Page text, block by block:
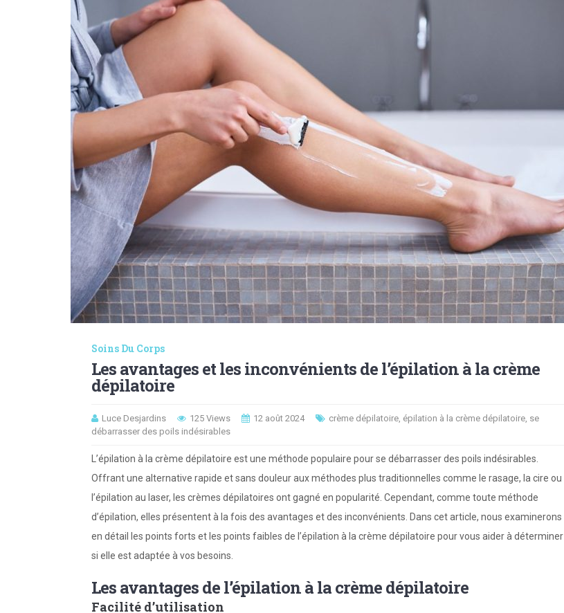
Soins Du Corps
Les avantages et les inconvénients de l’épilation à la crème
dépilatoire
Luce Desjardins 125 Views 12 août 2024 crème dépilatoire, épilation à la crème dépilatoire, se
débarrasser des poils indésirables
L’épilation à la crème dépilatoire est une méthode populaire pour se débarrasser des poils indésirables.
Offrant une alternative rapide et sans douleur aux méthodes plus traditionnelles comme le rasage, la cire ou
l’épilation au laser, les crèmes dépilatoires ont gagné en popularité. Cependant, comme toute méthode
d’épilation, elles présentent à la fois des avantages et des inconvénients. Dans cet article, nous examinerons
en détail les points forts et les points faibles de l’épilation à la crème dépilatoire pour vous aider à déterminer
si elle est adaptée à vos besoins.
Les avantages de l’épilation à la crème dépilatoire
Facilité d’utilisation